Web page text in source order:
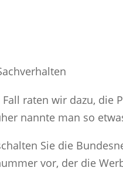
raten wir dazu, die
nannte man so
Sie die
vor, der die